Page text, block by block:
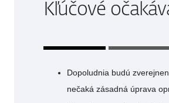
Kľúčové
Dopoludnia budú
nečaká zásadná úprava